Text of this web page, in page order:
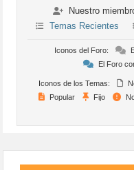
Nuestro
Temas Recientes
Iconos del Foro:
El Foro
Iconos de los Temas:
Popular
Fijo